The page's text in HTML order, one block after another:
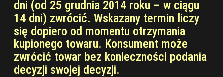
dni (od 25 grudnia 2014 roku – w ciągu
14 dni) zwrócić. Wskazany termin liczy
się dopiero od momentu otrzymania
kupionego towaru. Konsument może
zwrócić towar bez konieczności podania
decyzji swojej decyzji.